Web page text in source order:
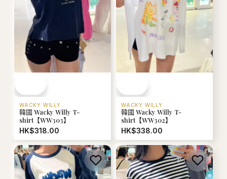
WACKY WILLY
韓國 Wacky Willy T-
shirt【WW303】
HK$318.00
WACKY WILLY
韓國 Wacky Willy T-
shirt【WW302】
HK$338.00